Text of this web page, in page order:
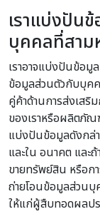
เราแบ่งปัน
บุคคลที่สาม
เราอาจแบ่งปันข้อมู
ข้อมูลส่วนตัวกับบุค
คู่ค้าด้านการส่งเสริ
ของเราหรือผลิตภัณ
แบ่งปันข้อมูลดังกล่
และใน อนาคต และ
ขายทรัพย์สิน หรือก
ถ่ายโอนข้อมูลส่วน
ให้แก่ผู้สืบทอดผลปร